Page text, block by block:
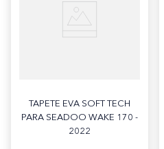
TAPETE EVA SOFT TECH
PARA SEADOO WAKE 170 -
2022